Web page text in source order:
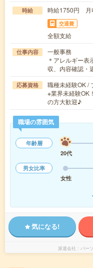
時給 時給1750円 月
交通費
全額支給
仕事内容
一般事務
＊アレルギー表
収、内容確認・
応募資格
職種未経験OK /
※業界未経験OK
の方大歓迎♪
職場の雰囲気
年齢層
20代
男女比率
女性
気になる!
派遣会社 パー